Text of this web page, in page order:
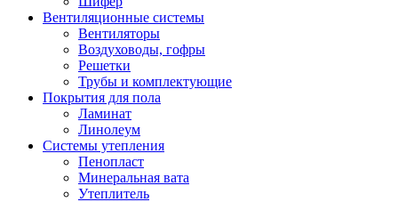
Вентиляционные системы
Вентиляторы
Воздуховоды, гофры
Решетки
Трубы и комплектующие
Покрытия для пола
Ламинат
Линолеум
Системы утепления
Пенопласт
Минеральная вата
Утеплитель